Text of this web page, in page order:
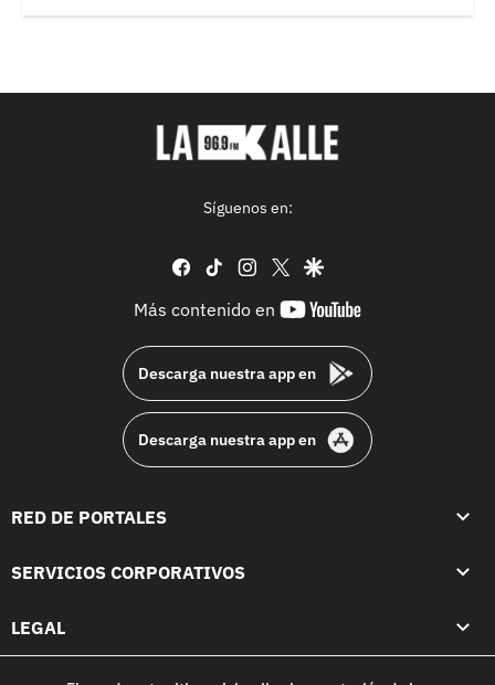
Síguenos en:
facebook
tiktok instagram
twittergoogle
Más contenido en
youtube-
Descarga nuestra app en
Descarga nuestra app en
RED DE PORTALES
SERVICIOS CORPORATIVOS
LEGAL